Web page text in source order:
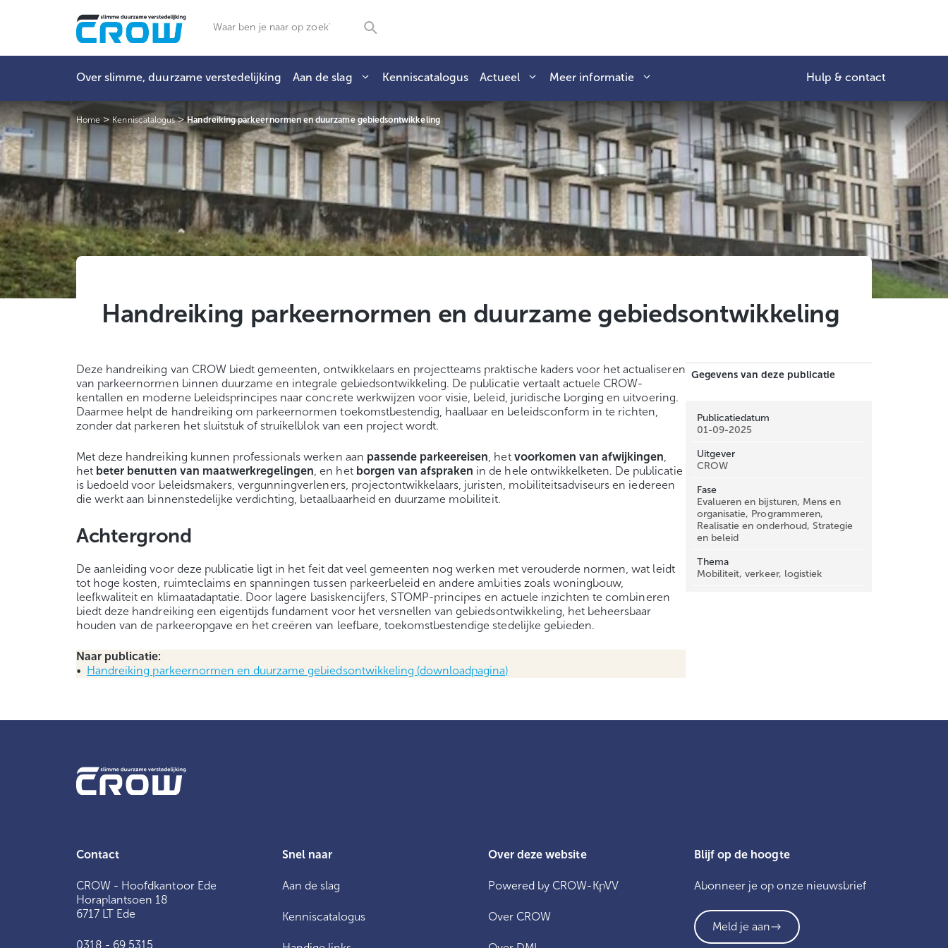
Zoeken
Over slimme, duurzame verstedelijking Aan de slag Kenniscatalogus Actueel Meer informatie Hulp & contact
Home > Kenniscatalogus>Handreiking parkeernormen en duurzame gebiedsontwikkeling
Handreiking parkeernormen en duurzame gebiedsontwikkeling
Deze handreiking van CROW biedt gemeenten, ontwikkelaars en projectteams praktische kaders voor het actualiseren
van parkeernormen binnen duurzame en integrale gebiedsontwikkeling. De publicatie vertaalt actuele CROW-
kentallen en moderne beleidsprincipes naar concrete werkwijzen voor visie, beleid, juridische borging en uitvoering.
Daarmee helpt de handreiking om parkeernormen toekomstbestendig, haalbaar en beleidsconform in te richten,
zonder dat parkeren het sluitstuk of struikelblok van een project wordt.
Met deze handreiking kunnen professionals werken aan passende parkeereisen , het voorkomen van afwijkingen
het beter benutten van maatwerkregelingen , en het borgen van afspraken in de hele ontwikkelketen. De publicatie
is bedoeld voor beleidsmakers, vergunningverleners, projectontwikkelaars, juristen, mobiliteitsadviseurs en iedereen
die werkt aan binnenstedelijke verdichting, betaalbaarheid en duurzame mobiliteit.
Achtergrond
De aanleiding voor deze publicatie ligt in het feit dat veel gemeenten nog werken met verouderde normen, wat leidt
tot hoge kosten, ruimteclaims en spanningen tussen parkeerbeleid en andere ambities zoals woningbouw,
leefkwaliteit en klimaatadaptatie. Door lagere basiskencijfers, STOMP-principes en actuele inzichten te combineren
biedt deze handreiking een eigentijds fundament voor het versnellen van gebiedsontwikkeling, het beheersbaar
houden van de parkeeropgave en het creëren van leefbare, toekomstbestendige stedelijke gebieden.
Naar publicatie:
• Handreiking parkeernormen en duurzame gebiedsontwikkeling (downloadpagina)
Gegevens van deze publicatie
Publicatiedatum
01-09-2025
Uitgever
CROW
Fase
Evalueren en bijsturen, Mens en
organisatie, Programmeren,
Realisatie en onderhoud, Strategie
en beleid
Thema
Mobiliteit, verkeer, logistiek
Contact
CROW - Hoofdkantoor Ede
Horaplantsoen 18
6717 LT Ede
0318 - 69 5315
Snel naar
Aan de slag
Kenniscatalogus
Over deze website
Powered by CROW-KpVV
Over CROW
Blijf op de hoogte
Abonneer je op onze nieuwsbrief
Meld je aan